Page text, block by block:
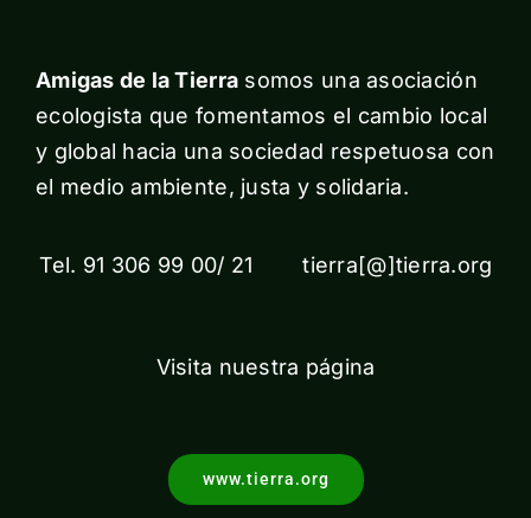
Amigas de la Tierra somos una asociación
ecologista que fomentamos el cambio local
y global hacia una sociedad respetuosa con
el medio ambiente, justa y solidaria.
Tel. 91 306 99 00/ 21 tierra[@]tierra.org
Visita nuestra página
www.tierra.org